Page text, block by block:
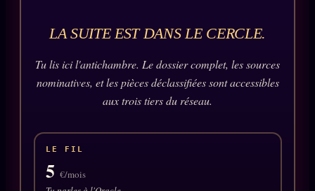
Oracle Sigil Sonore
Oracle Parfum
Oracle Anniversaire
Oracle Algorithme
Audit Social
LA SUITE EST DANS LE CERCLE.
Tu lis ici l'antichambre. Le dossier complet, les sources
nominatives, et les pièces déclassifiées sont accessibles
aux trois tiers du réseau.
LE FIL
5 €/mois